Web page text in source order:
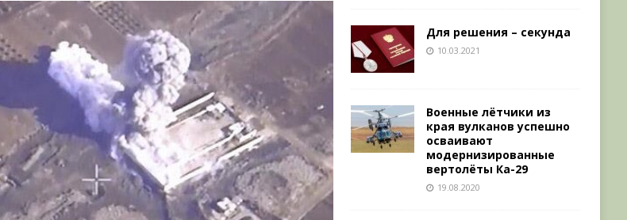
Для решения – секунда
10.03.2021
Военные лётчики из
края вулканов успешно
осваивают
модернизированные
вертолёты Ка-29
19.08.2020